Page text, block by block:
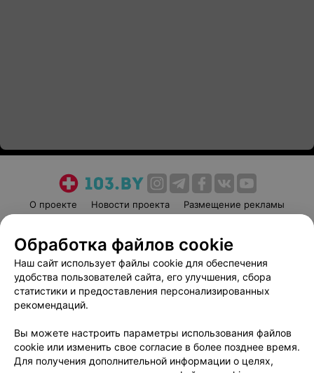
О проекте Новости проекта
Размещение рекламы
Пользовательское соглашение
Способы оплаты
Вакансии
Партнеры
Написать руководителю 103.by
Обработка персональных данных
Обработка файлов cookie
Наш сайт использует файлы cookie для обеспечения
удобства пользователей сайта, его улучшения, сбора
статистики и предоставления персонализированных
рекомендаций.
Вы можете настроить параметры использования файлов
cookie или изменить свое согласие в более позднее время.
Для получения дополнительной информации о целях,